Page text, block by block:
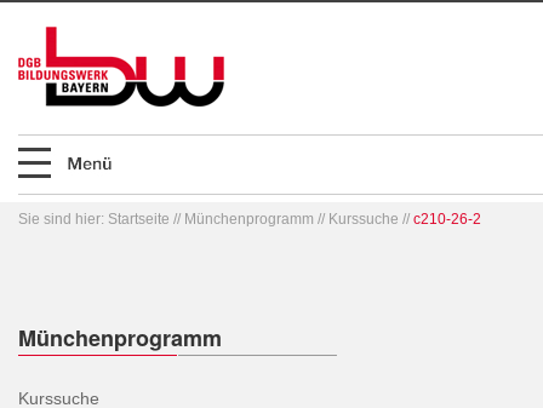
Sie sind hier: Startseite // Münchenprogramm // Kurssuche // c210-26-2
Münchenprogramm
Kurssuche